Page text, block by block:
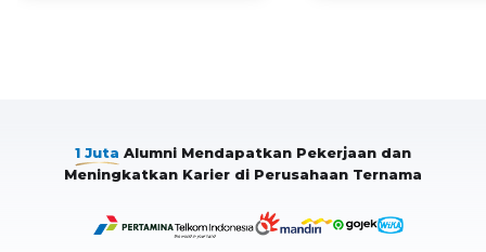
1 Juta Alumni Mendapatkan Pekerjaan dan
Meningkatkan Karier di Perusahaan Ternama